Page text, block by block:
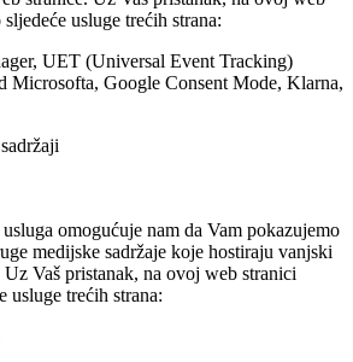
usluge trećih strana:
UET (Universal Event Tracking)
Microsofta, Google Consent Mode, Klarna,
omogućuje nam da Vam pokazujemo
medijske sadržaje koje hostiraju vanjski
Vaš pristanak, na ovoj web stranici
usluge trećih strana: